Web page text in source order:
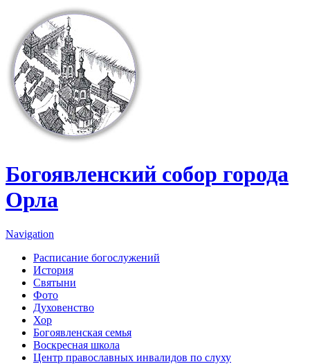
Перейти к основному содержанию
Богоявленский собор города
Орла
Navigation
Расписание богослужений
История
Святыни
Фото
Духовенство
Хор
Богоявленская семья
Воскресная школа
Центр православных инвалидов по слуху